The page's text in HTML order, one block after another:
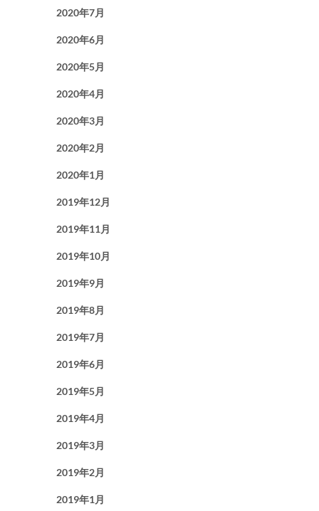
2020年7月
2020年6月
2020年5月
2020年4月
2020年3月
2020年2月
2020年1月
2019年12月
2019年11月
2019年10月
2019年9月
2019年8月
2019年7月
2019年6月
2019年5月
2019年4月
2019年3月
2019年2月
2019年1月